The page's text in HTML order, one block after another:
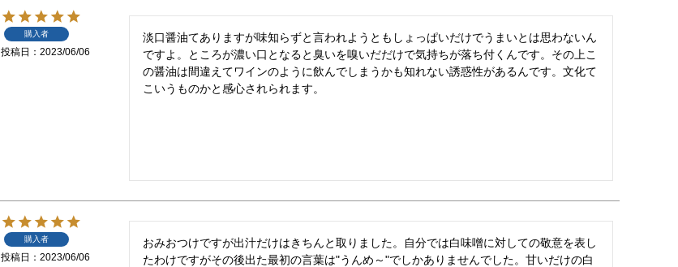
購入者
投稿日 2023/06/06
淡口醤油てありますが味知らずと言われようともしょっぱいだけでうまいとは思わないん
ですよ。ところが濃い口となると臭いを嗅いだだけで気持ちが落ち付くんです。その上こ
の醤油は間違えてワインのように飲んでしまうかも知れない誘惑性があるんです。文化て
こいうものかと感心されられます。
購入者
投稿日 2023/06/06
おみおつけですが出汁だけはきちんと取りました。自分では白味噌に対しての敬意を表し
たわけですがその後出た最初の言葉は"うんめ～"でしかありませんでした。甘いだけの白